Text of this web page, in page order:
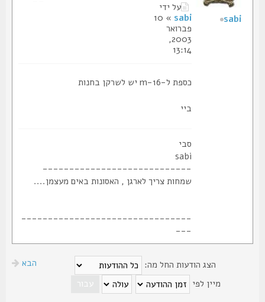
על ידי
» 10
פברואר
2003,
13:14
כספת ל-m-16 יש לשרקן בחנות
----------------------------
שמחות צריך לארגן , האסונות באים מעצמן....
--------------------------------
הצג הודעות החל מה:
מיין לפי